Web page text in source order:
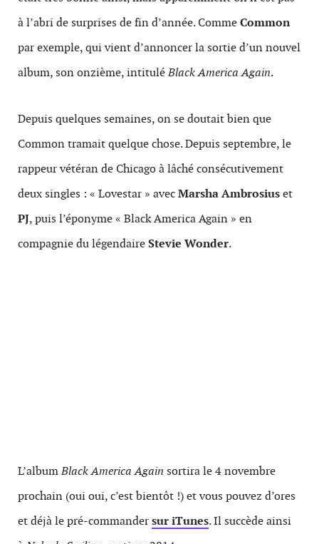
à l’abri de surprises de fin d’année. CommeCommon
par exemple, qui vient d’annoncer la sortie d’un nouvel
album, son onzième, intituléBlack America Again.
Depuis quelques semaines, on se doutait bien que
Common tramait quelque chose. Depuis septembre, le
rappeur vétéran de Chicago à lâché consécutivement
deux singles : « Lovestar » avecMarsha Ambrosiuset
PJ, puis l’éponyme « Black America Again » en
compagnie du légendaireStevie Wonder.
L’albumBlack America Again sortira le 4 novembre
prochain (oui oui, c’est bientôt !) et vous pouvez d’ores
et déjà le pré-commandersur iTunes. Il succède ainsi